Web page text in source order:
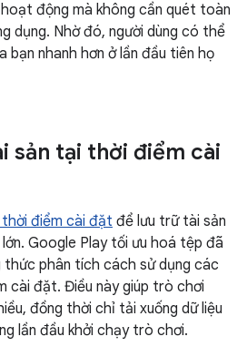
động mà không cần quét toàn
dụng. Nhờ đó, người dùng có thể
bạn nhanh hơn ở lần đầu tiên họ
sản tại thời điểm cài
điểm cài đặt để lưu trữ tài sản
Google Play tối ưu hoá tệp đã
thức phân tích cách sử dụng các
cài đặt. Điều này giúp trò chơi
đồng thời chỉ tải xuống dữ liệu
lần đầu khởi chạy trò chơi.